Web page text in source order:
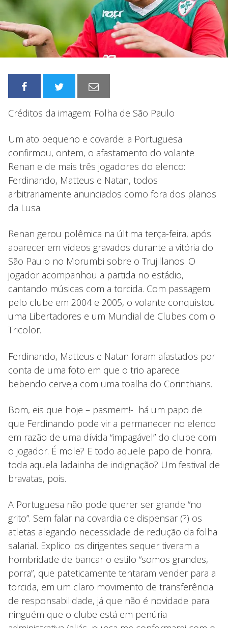
Créditos da imagem: Folha de São Paulo
Um ato pequeno e covarde: a Portuguesa
confirmou, ontem, o afastamento do volante
Renan e de mais três jogadores do elenco:
Ferdinando, Matteus e Natan, todos
arbitrariamente anunciados como fora dos planos
da Lusa.
Renan gerou polêmica na última terça-feira, após
aparecer em vídeos gravados durante a vitória do
São Paulo no Morumbi sobre o Trujillanos. O
jogador acompanhou a partida no estádio,
cantando músicas com a torcida. Com passagem
pelo clube em 2004 e 2005, o volante conquistou
uma Libertadores e um Mundial de Clubes com o
Tricolor.
Ferdinando, Matteus e Natan foram afastados por
conta de uma foto em que o trio aparece
bebendo cerveja com uma toalha do Corinthians.
Bom, eis que hoje – pasmem!- há um papo de
que Ferdinando pode vir a permanecer no elenco
em razão de uma dívida “impagável” do clube com
o jogador. É mole? E todo aquele papo de honra,
toda aquela ladainha de indignação? Um festival de
bravatas, pois.
A Portuguesa não pode querer ser grande “no
grito”. Sem falar na covardia de dispensar (?) os
atletas alegando necessidade de redução da folha
salarial. Explico: os dirigentes sequer tiveram a
hombridade de bancar o estilo “somos grandes,
porra”, que pateticamente tentaram vender para a
torcida, em um claro movimento de transferência
de responsabilidade, já que não é novidade para
ninguém que o clube está em penúria